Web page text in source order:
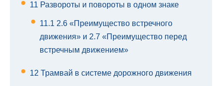
11 Развороты и повороты в одном знаке
11.1 2.6 «Преимущество встречного
движения» и 2.7 «Преимущество перед
встречным движением»
12 Трамвай в системе дорожного движения